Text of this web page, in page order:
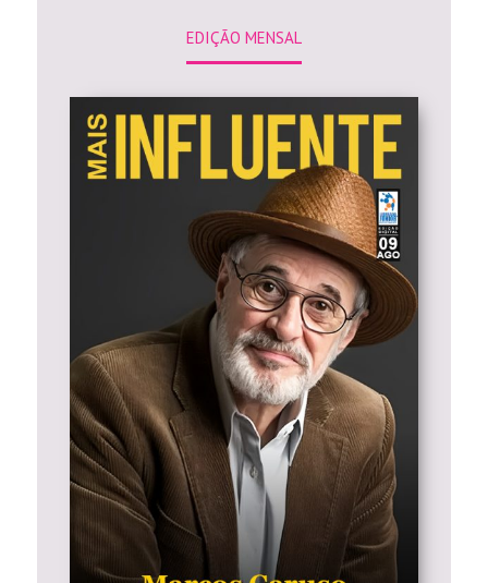
EDIÇÃO MENSAL